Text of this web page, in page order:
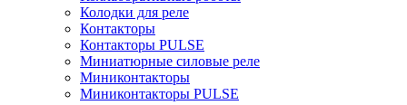
Колодки для реле
Контакторы
Контакторы PULSE
Миниатюрные силовые реле
Миниконтакторы
Миниконтакторы PULSE